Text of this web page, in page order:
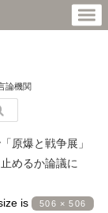
論機関
原爆と戦争展」
めるか論議に
is 506 × 506